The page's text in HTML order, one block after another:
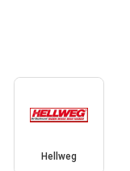
Hellweg